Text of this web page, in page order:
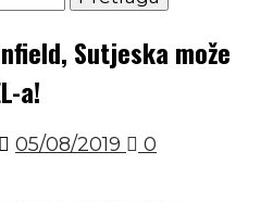
Sutjeska može
a!
05/08/2019 0